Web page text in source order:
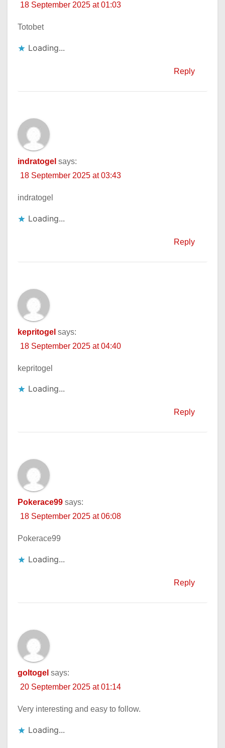
18 September 2025 at 01:03
Totobet
Loading...
Reply
indratogel says:
18 September 2025 at 03:43
indratogel
Loading...
Reply
kepritogel says:
18 September 2025 at 04:40
kepritogel
Loading...
Reply
Pokerace99 says:
18 September 2025 at 06:08
Pokerace99
Loading...
Reply
goltogel says:
20 September 2025 at 01:14
Very interesting and easy to follow.
Loading...